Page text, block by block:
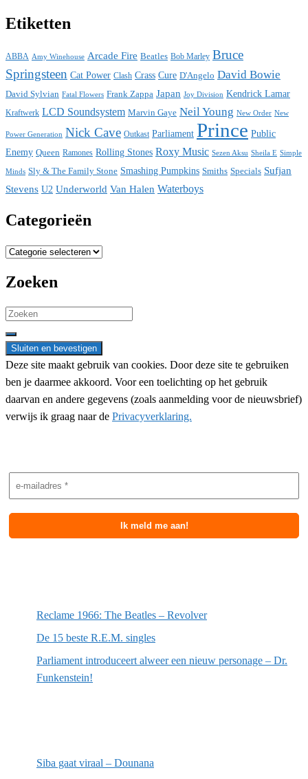
Etiketten
ABBA Amy Winehouse Arcade Fire Beatles Bob Marley Bruce
Springsteen Cat Power Clash Crass Cure D'Angelo David Bowie
David Sylvian Fatal Flowers Frank Zappa Japan Joy Division Kendrick Lamar
Kraftwerk LCD Soundsystem Marvin Gaye Neil Young New Order New
Power Generation Nick Cave Outkast Parliament Prince Public
Enemy Queen Ramones Rolling Stones Roxy Music Sezen Aksu Sheila E Simple
Minds Sly & The Family Stone Smashing Pumpkins Smiths Specials Sufjan
Stevens U2 Underworld Van Halen Waterboys
Categorieën
Categorieën
Zoeken
Search
for:
Deze site maakt gebruik van cookies. Door deze site te gebruiken
ben je daarmee akkoord. Voor een toelichting op het gebruik
daarvan en andere gegevens (zoals aanmelding voor de nieuwsbrief)
verwijs ik graag naar de Privacyverklaring.
Reclame 1966: The Beatles – Revolver
De 15 beste R.E.M. singles
Parliament introduceert alweer een nieuw personage – Dr.
Funkenstein!
Siba gaat viraal – Dounana